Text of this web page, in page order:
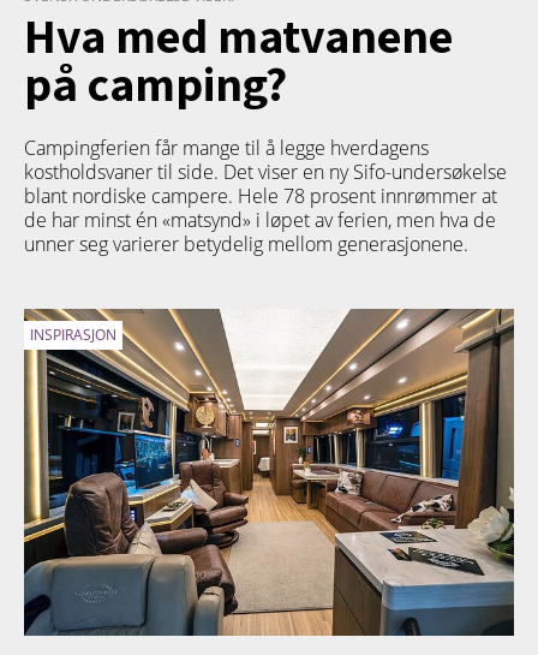
Hva med matvanene
på camping?
Campingferien får mange til å legge hverdagens
kostholdsvaner til side. Det viser en ny Sifo-undersøkelse
blant nordiske campere. Hele 78 prosent innrømmer at
de har minst én «matsynd» i løpet av ferien, men hva de
unner seg varierer betydelig mellom generasjonene.
INSPIRASJON